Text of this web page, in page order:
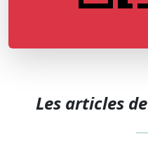
Les articles de